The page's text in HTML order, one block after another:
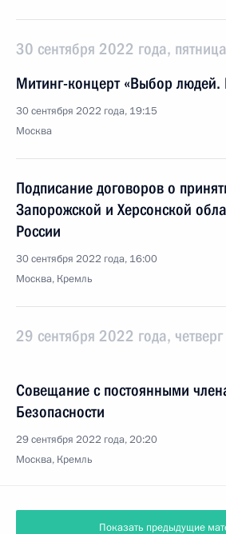
30 сентября 2022 года, пятница
Митинг-концерт «Выбор людей.
30 сентября 2022 года, 19:15
Москва
Подписание договоров о
Запорожской и Херсонской
России
30 сентября 2022 года, 16:00
Москва, Кремль
29 сентября 2022 года, четверг
Совещание с постоянными
Безопасности
29 сентября 2022 года, 20:20
Москва, Кремль
Показать предыдущие